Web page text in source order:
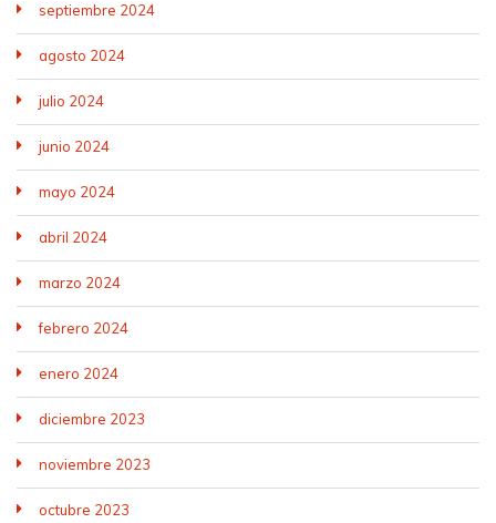
septiembre 2024
agosto 2024
julio 2024
junio 2024
mayo 2024
abril 2024
marzo 2024
febrero 2024
enero 2024
diciembre 2023
noviembre 2023
octubre 2023